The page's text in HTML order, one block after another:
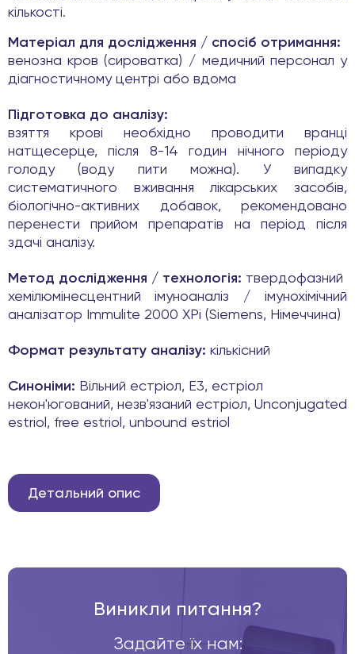
кількості.
Матеріал для дослідження / спосіб отримання:
венозна кров (сироватка) / медичний персонал у
діагностичному центрі або вдома
Підготовка до аналізу:
взяття крові необхідно проводити вранці
натщесерце, після 8-14 годин нічного періоду
голоду (воду пити можна). У випадку
систематичного вживання лікарських засобів,
біологічно-активних добавок, рекомендовано
перенести прийом препаратів на період після
здачі аналізу.
Метод дослідження / технологія: твердофазний
хемілюмінесцентний імуноаналіз / імунохімічний
аналізатор Immulite 2000 XPi (Siemens, Німеччина)
Формат результату аналізу: кількісний
Синоніми: Вільний естріол, Е3, естріол
некон'югований, незв'язаний естріол, Unconjugated
estriol, free estriol, unbound estriol
Детальний опис
Виникли питання?
Задайте їх нам: